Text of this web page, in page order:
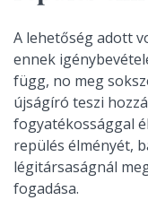
A lehetőség adott
ennek
függ, no meg
újságíró teszi
fogyatékossággal
repülés élményét,
légitársaságnál
fogadása.